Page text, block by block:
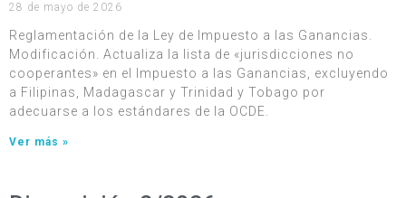
28 de mayo de 2026
Reglamentación de la Ley de Impuesto a las Ganancias.
Modificación. Actualiza la lista de «jurisdicciones no
cooperantes» en el Impuesto a las Ganancias, excluyendo
a Filipinas, Madagascar y Trinidad y Tobago por
adecuarse a los estándares de la OCDE.
Ver más »